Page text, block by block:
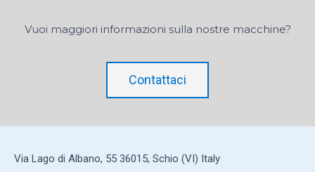
Vuoi maggiori informazioni sulla nostre macchine?
Contattaci
Via Lago di Albano, 55 36015, Schio (VI) Italy